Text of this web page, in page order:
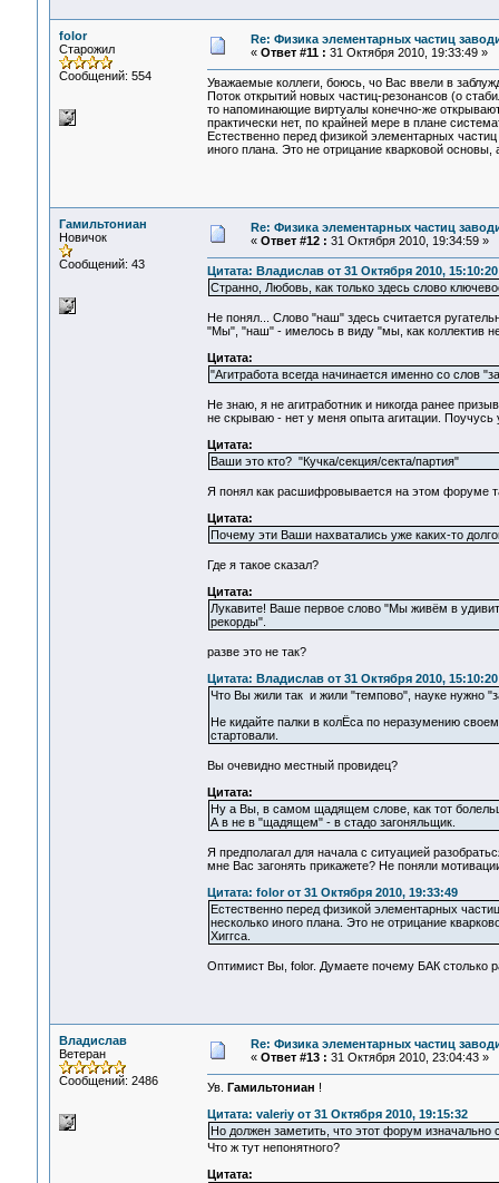
folor
Старожил
Сообщений: 554
Re: Физика элементарных частиц
« Ответ #11 : 31 Октября 2010, 19:33:49 »
Уважаемые коллеги, боюсь, чо Вас ввели в
Поток открытий новых частиц-резонансов (о
то напоминающие виртуалы конечно-же
практически нет, по крайней мере в плане
Естественно перед физикой элементарных
иного плана. Это не отрицание кварковой
Гамильтониан
Новичок
Сообщений: 43
Re: Физика элементарных частиц
« Ответ #12 : 31 Октября 2010, 19:34:59 »
Цитата: Владислав от 31 Октября 2010, 15:10:20
Странно, Любовь, как только здесь слово
Не понял... Слово "наш" здесь считается
"Мы", "наш" - имелось в виду "мы, как коллектив
Цитата:
"Агитработа всегда начинается именно со слов
Не знаю, я не агитработник и никогда ранее
не скрываю - нет у меня опыта агитации. Поучусь
Цитата:
Ваши это кто? "Кучка/секция/секта/партия"
Я понял как расшифровывается на этом форуме
Цитата:
Почему эти Ваши нахватались уже каких-то
Где я такое сказал?
Цитата:
Лукавите! Ваше первое слово "Мы живём в
рекорды".
разве это не так?
Цитата: Владислав от 31 Октября 2010, 15:10:20
Что Вы жили так и жили "темпово", науке нужно
Не кидайте палки в колЁса по неразумению
стартовали.
Вы очевидно местный провидец?
Цитата:
Ну а Вы, в самом щадящем слове, как тот
А в не в "щадящем" - в стадо загоняльщик.
Я предполагал для начала с ситуацией
мне Вас загонять прикажете? Не поняли
Цитата: folor от 31 Октября 2010, 19:33:49
Естественно перед физикой элементарных
несколько иного плана. Это не отрицание
Хиггса.
Оптимист Вы, folor. Думаете почему БАК столько
Владислав
Ветеран
Сообщений: 2486
Re: Физика элементарных частиц
« Ответ #13 : 31 Октября 2010, 23:04:43 »
Ув. Гамильтониан !
Цитата: valeriy от 31 Октября 2010, 19:15:32
Но должен заметить, что этот форум изначально
Что ж тут непонятного?
Цитата: